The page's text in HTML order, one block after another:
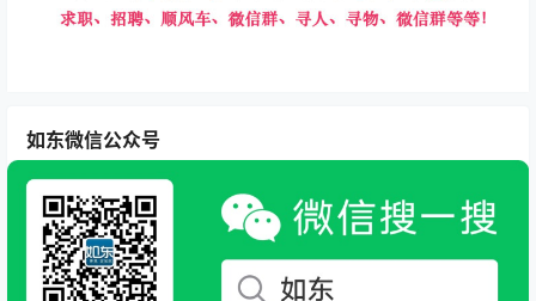
如东微信公众号